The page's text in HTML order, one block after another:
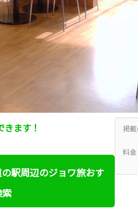
きます！
駅周辺のジョワ旅おす
掲
料